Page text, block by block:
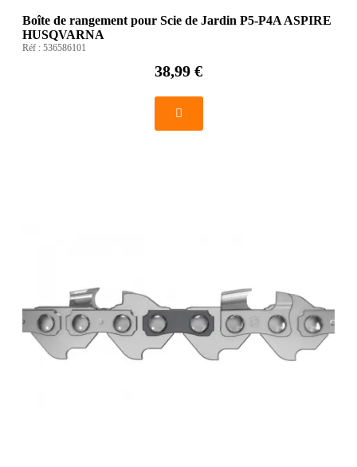
Boîte de rangement pour Scie de Jardin P5-P4A ASPIRE
HUSQVARNA
Réf : 536586101
38,99 €